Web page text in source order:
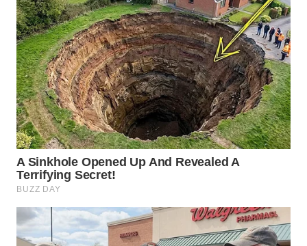
WN
DAIRI
WN
DANAU
TOBA
WN
NIAS
WN
WN